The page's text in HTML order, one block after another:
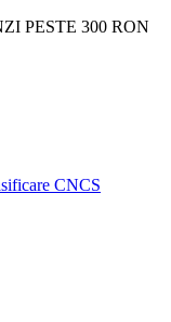
PESTE 300 RON
CNCS